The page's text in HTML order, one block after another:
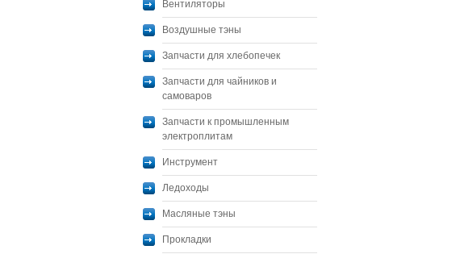
Вентиляторы
Воздушные тэны
Запчасти для хлебопечек
Запчасти для чайников и
самоваров
Запчасти к промышленным
электроплитам
Инструмент
Ледоходы
Масляные тэны
Прокладки